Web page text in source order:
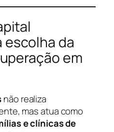
escolha da
em
não realiza
mas atua como
e clínicas de